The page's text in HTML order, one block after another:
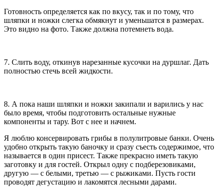
Готовность определяется как по вкусу, так и по тому, что
шляпки и ножки слегка обмякнут и уменьшатся в размерах.
Это видно на фото. Также должна потемнеть вода.
7. Слить воду, откинув нарезанные кусочки на дуршлаг. Дать
полностью стечь всей жидкости.
8. А пока наши шляпки и ножки закипали и варились у нас
было время, чтобы подготовить остальные нужные
компоненты и тару. Вот с нее и начнем.
Я люблю консервировать грибы в полулитровые банки. Очень
удобно открыть такую баночку и сразу съесть содержимое, что
называется в один присест. Также прекрасно иметь такую
заготовку и для гостей. Открыл одну с подберезовиками,
другую — с белыми, третью — с рыжиками. Пусть гости
проводят дегустацию и лакомятся лесными дарами.